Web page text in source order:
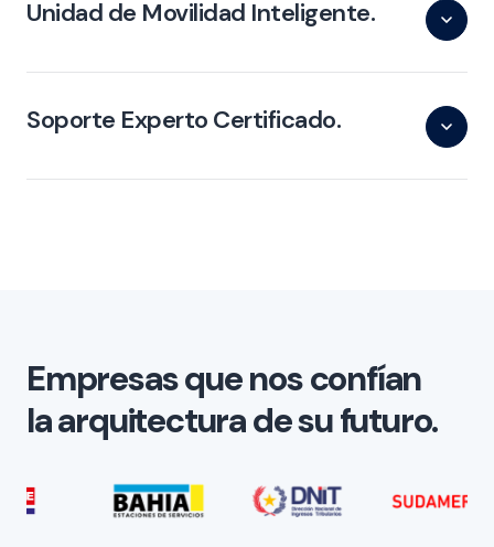
Unidad de Movilidad Inteligente.
Soporte Experto Certificado.
Empresas que nos confían
la arquitectura de su futuro.